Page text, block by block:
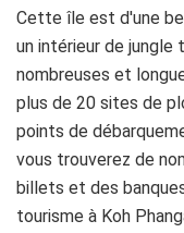
Cette île est d'une
un intérieur de jungle
nombreuses et
plus de 20 sites de
points de
vous trouverez de
billets et des
tourisme à Koh